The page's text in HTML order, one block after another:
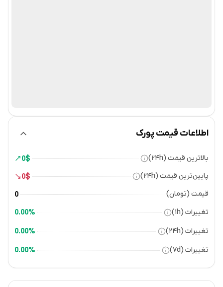
اطلاعات قیمت پورک
بالاترین قیمت (۲۴h) $
0
پایین‌ترین قیمت (۲۴h) $
0
قیمت (تومان) 0
تغییرات (۱h) 0.00%
تغییرات (۲۴h) 0.00%
تغییرات (۷d) 0.00%